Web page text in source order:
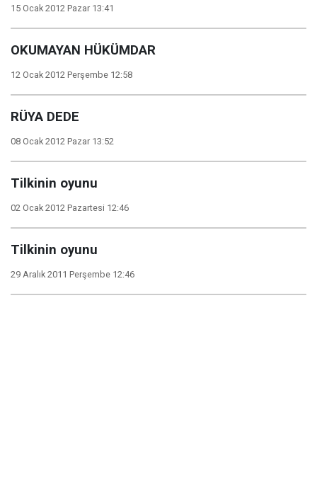
15 Ocak 2012 Pazar 13:41
OKUMAYAN HÜKÜMDAR
12 Ocak 2012 Perşembe 12:58
RÜYA DEDE
08 Ocak 2012 Pazar 13:52
Tilkinin oyunu
02 Ocak 2012 Pazartesi 12:46
Tilkinin oyunu
29 Aralık 2011 Perşembe 12:46